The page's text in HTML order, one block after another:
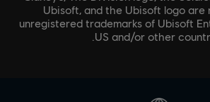
Ubisoft, and the Ubisoft logo
unregistered trademarks of Ubisoft
US and/or other